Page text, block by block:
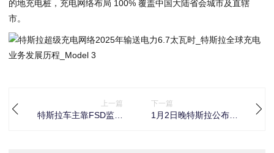
的地充电桩，充电网络布局 100% 覆盖中国大陆省会城市及直辖
市。
上一篇
特斯拉车主靠FSD监督
下一篇
1月2日晚特斯拉公布交